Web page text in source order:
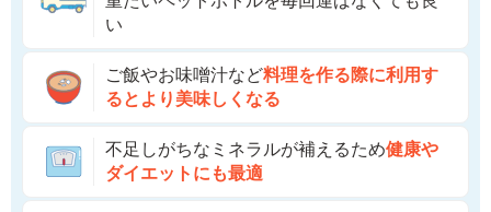
い
ご飯やお味噌汁など料理を作る際に利用す
るとより美味しくなる
不足しがちなミネラルが補えるため健康や
ダイエットにも最適